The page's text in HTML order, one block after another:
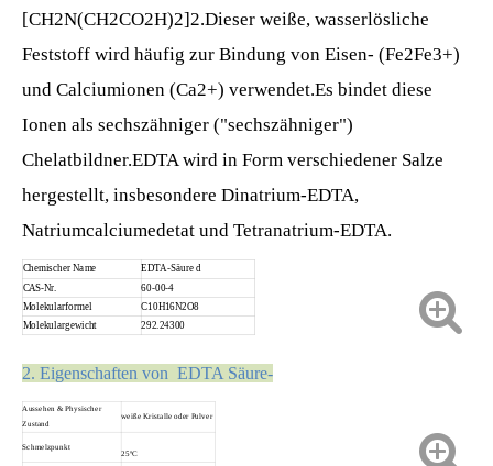
[CH2N(CH2CO2H)2]2.Dieser weiße, wasserlösliche
Feststoff wird häufig zur Bindung von Eisen- (Fe2Fe3+)
und Calciumionen (Ca2+) verwendet.Es bindet diese
Ionen als sechszähniger ("sechszähniger")
Chelatbildner.EDTA wird in Form verschiedener Salze
hergestellt, insbesondere Dinatrium-EDTA,
Natriumcalciumedetat und Tetranatrium-EDTA.
Chemischer Name EDTA-Säured
CAS-Nr.
60-00-4
Molekularformel
C10H16N2O8
Molekulargewicht
292.24300
2. Eigenschaften von EDTA Säure-
Aussehen & Physischer
Zustand
weiße Kristalle oder Pulver
Schmelzpunkt
25ºC